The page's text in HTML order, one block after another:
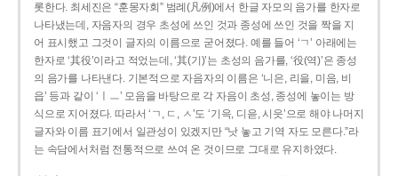
롯한다. 최세진은 “훈몽자회” 범례(凡例)에서 한글 자모의 음가를 한자로
나타냈는데, 자음자의 경우 초성에 쓰인 것과 종성에 쓰인 것을 짝을 지
어 표시했고 그것이 글자의 이름으로 굳어졌다. 예를 들어 ‘ㄱ’ 아래에는
한자로 ‘其役’이라고 적었는데, ‘其(기)’는 초성의 음가를, ‘役(역)’은 종성
의 음가를 나타낸다. 기본적으로 자음자의 이름은 ‘니은, 리을, 미음, 비
읍’ 등과 같이 ‘ㅣㅡ’ 모음을 바탕으로 각 자음이 초성, 종성에 놓이는 방
식으로 지어졌다. 따라서 ‘ㄱ, ㄷ, ㅅ’도 ‘기윽, 디읃, 시읏’으로 해야 나머지
글자와 이름 표기에서 일관성이 있겠지만 “낫 놓고 기역 자도 모른다.”라
는 속담에서처럼 전통적으로 쓰여 온 것이므로 그대로 유지하였다.